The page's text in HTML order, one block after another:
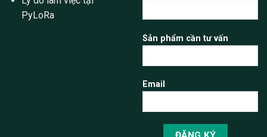
PyLoRa
Sản phẩm cần tư vấn
Email